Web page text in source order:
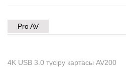
Pro AV
4K USB 3.0 түсіру картасы AV200